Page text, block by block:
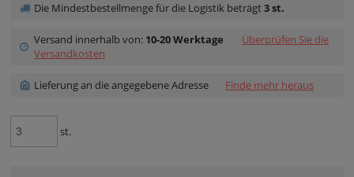
Die Mindestbestellmenge für die Logistik beträgt3 st.
Versand innerhalb von: 10-20 Werktage
Überprüfen Sie die
Versandkosten
Lieferung an die angegebene Adresse Finde mehr heraus
st.